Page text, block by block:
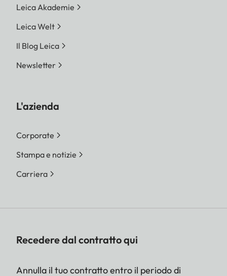
Leica Akademie
Leica Welt
Il Blog Leica
Newsletter
L'azienda
Corporate
Stampa e notizie
Carriera
Recedere dal contratto qui
Annulla il tuo contratto entro il periodo di